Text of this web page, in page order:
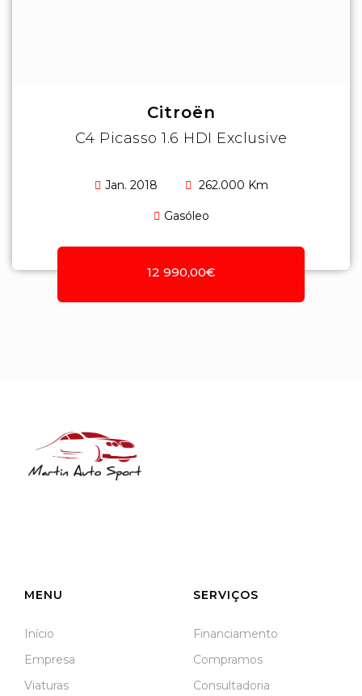
Citroën
C4 Picasso 1.6 HDI Exclusive
Jan. 2018 262.000 Km
Gasóleo
12 990,00€
MENU
Início
Empresa
Viaturas
SERVIÇOS
Financiamento
Compramos
Consultadoria